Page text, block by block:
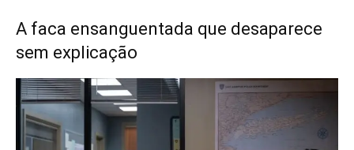
A faca ensanguentada que desaparece
sem explicação